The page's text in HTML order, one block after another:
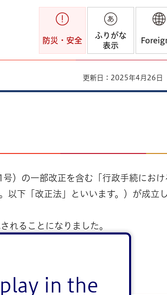
in the
防災・安全
ふりがな
表示
更新日：2025年4月26日
）の一部改正を含む「行政手続におけ
以下「改正法」といいます。）が成立
れることになりました。